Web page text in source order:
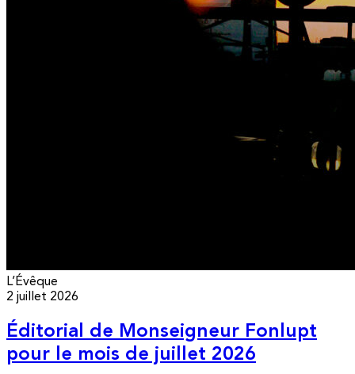
L’Évêque
2 juillet 2026
Éditorial de Monseigneur Fonlupt
pour le mois de juillet 2026